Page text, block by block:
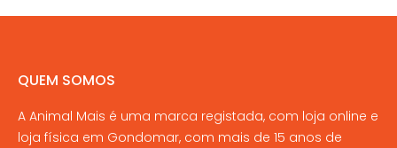
QUEM SOMOS
A Animal Mais é uma marca registada, com loja online e
loja física em Gondomar, com mais de 15 anos de